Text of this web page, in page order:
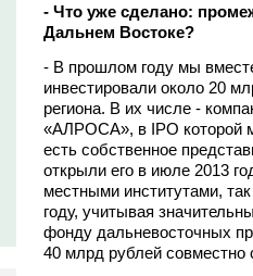
- Что уже сделано:
Дальнем Востоке?
- В прошлом году мы
инвестировали около 20
региона. В их числе -
«АЛРОСА», в IPO которой
есть собственное
открыли его в июле 2013
местными институтами,
году, учитывая
фонду дальневосточных
40 млрд рублей совместно